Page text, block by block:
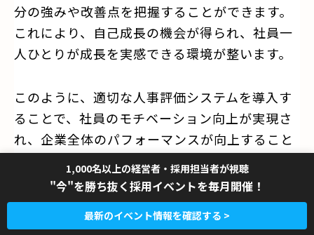
分の強みや改善点を把握することができます。
これにより、自己成長の機会が得られ、社員一
人ひとりが成長を実感できる環境が整います。
このように、適切な人事評価システムを導入す
ることで、社員のモチベーション向上が実現さ
れ、企業全体のパフォーマンスが向上すること
が期待されます。
透明性向上がもたらす信頼感
1,000名以上の経営者・採用担当者が視聴
"今"を勝ち抜く採用イベントを毎月開催！
最新のイベント情報を確認する >